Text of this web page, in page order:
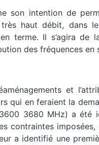
son intention de
haut débit, dans
terme. Il s’agira de
des fréquences
et
qui en feraient la
3680 MHz) a été
contraintes imposées,
a identifié une